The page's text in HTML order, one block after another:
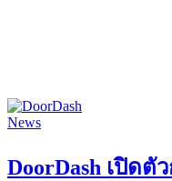
News
DoorDash เปิดตั